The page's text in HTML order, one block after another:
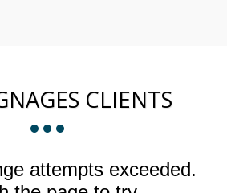
CLIENTS